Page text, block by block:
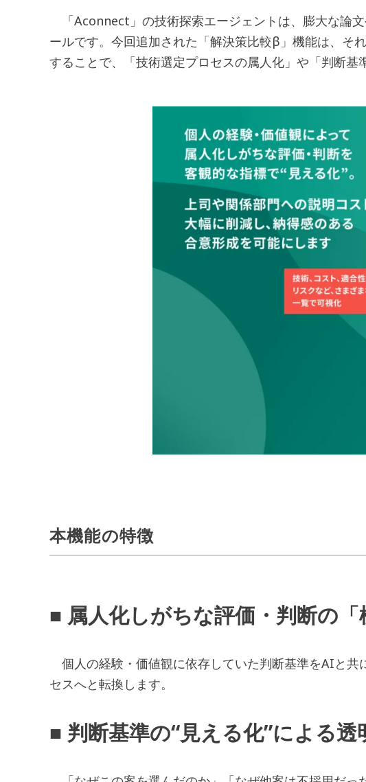
「Aconnect」の技術探索エージェントは、膨大な論
ールです。今回追加された「解決策比較β」機能は、そ
することで、「技術選定プロセスの属人化」や「判断基
本機能の特徴
■ 属人化しがちな評価・判断の「
個人の経験・価値観に依存していた判断基準をAIと共
セスへと転換します。
■ 判断基準の“見える化”による透